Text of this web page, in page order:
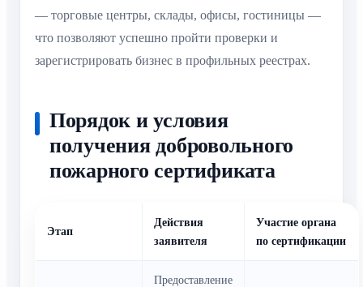
— торговые центры, склады, офисы, гостиницы —
что позволяют успешно пройти проверки и
зарегистрировать бизнес в профильных реестрах.
Порядок и условия
получения добровольного
пожарного сертификата
Этап
Действия
заявителя
Участие органа
по сертификации
Предоставление